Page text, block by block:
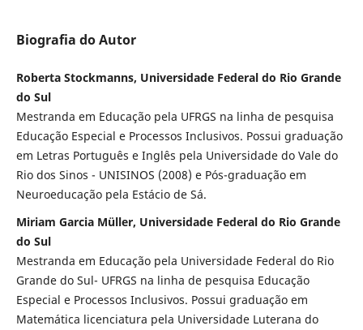
Biografia do Autor
Roberta Stockmanns, Universidade Federal do Rio Grande
do Sul
Mestranda em Educação pela UFRGS na linha de pesquisa
Educação Especial e Processos Inclusivos. Possui graduação
em Letras Português e Inglês pela Universidade do Vale do
Rio dos Sinos - UNISINOS (2008) e Pós-graduação em
Neuroeducação pela Estácio de Sá.
Miriam Garcia Müller, Universidade Federal do Rio Grande
do Sul
Mestranda em Educação pela Universidade Federal do Rio
Grande do Sul- UFRGS na linha de pesquisa Educação
Especial e Processos Inclusivos. Possui graduação em
Matemática licenciatura pela Universidade Luterana do